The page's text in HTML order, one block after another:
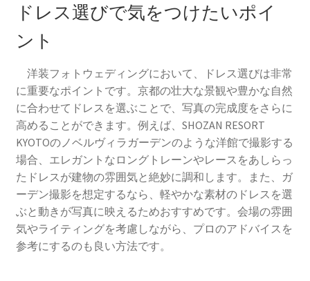
ドレス選びで気をつけたいポイ
ント
洋装フォトウェディングにおいて、ドレス選びは非常
に重要なポイントです。京都の壮大な景観や豊かな自然
に合わせてドレスを選ぶことで、写真の完成度をさらに
高めることができます。例えば、SHOZAN RESORT
KYOTOのノベルヴィラガーデンのような洋館で撮影する
場合、エレガントなロングトレーンやレースをあしらっ
たドレスが建物の雰囲気と絶妙に調和します。また、ガ
ーデン撮影を想定するなら、軽やかな素材のドレスを選
ぶと動きが写真に映えるためおすすめです。会場の雰囲
気やライティングを考慮しながら、プロのアドバイスを
参考にするのも良い方法です。